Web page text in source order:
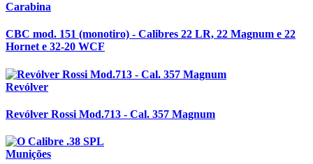
Carabina
CBC mod. 151 (monotiro) - Calibres 22 LR, 22 Magnum e 22
Hornet e 32-20 WCF
Revólver
Revólver Rossi Mod.713 - Cal. 357 Magnum
Munições